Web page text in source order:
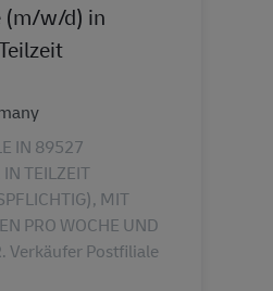
(m/w/d) in
IN 89527
TEILZEIT
MIT
PRO WOCHE UND
Verkäufer Postfiliale